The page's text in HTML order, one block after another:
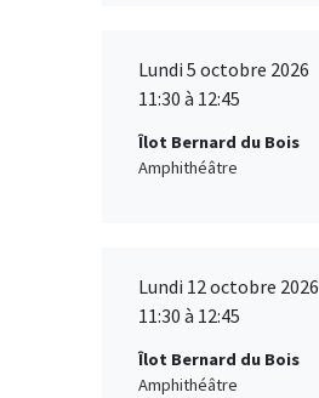
Lundi 5 octobre 2026
11:30 à 12:45
Îlot Bernard du Bois
Amphithéâtre
Lundi 12 octobre 2026
11:30 à 12:45
Îlot Bernard du Bois
Amphithéâtre